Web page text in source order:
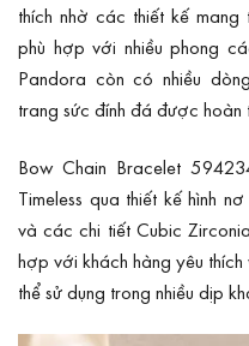
thích nhờ các thiết kế
phù hợp với nhiều phong
Pandora còn có nhiều
trang sức đính đá được hoàn
Bow Chain Bracelet
Timeless qua thiết kế hình
và các chi tiết Cubic
hợp với khách hàng yêu
thể sử dụng trong nhiều dịp